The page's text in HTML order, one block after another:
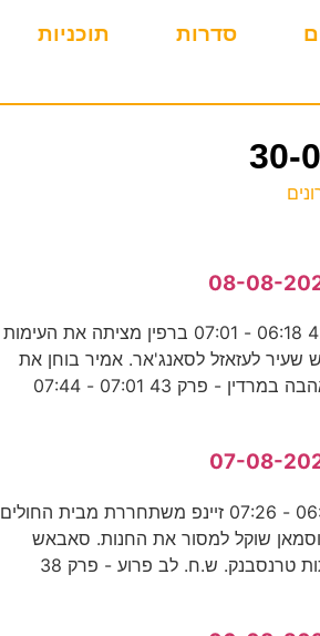
סדרות תוכניות
אהבה במרדין - פרק 42 06:18 - 07:01 ברפין מציתה את העימות
שעיר לעזאזל לסאנג'אר. אמיר בוחן את
לבה של סבדה. ש.ח. אהבה במרדין - פרק 43 07:01 - 07:44
לב פרוע - פרק 37 06:38 - 07:26 זיינפ משתחררת מבית החולים
שוקל למסור את החנות. סאבאש
מנסה לחקור את שחיתות טרנסבנק. ש.ח. לב פרוע - פרק 38